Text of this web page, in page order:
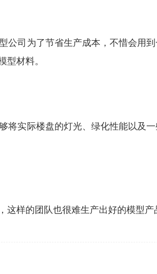
司为了节省生产成本，不惜会用
材料。
实际楼盘的灯光、绿化性能以及
样的团队也很难生产出好的模型产